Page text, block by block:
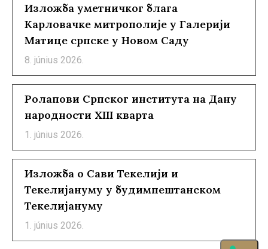
Изложба уметничког блага
Карловачке митрополије у Галерији
Матице српске у Новом Саду
8. június 2026.
Ролапови Српског института на Дану
народности XIII кварта
1. június 2026.
Изложба о Сави Текелији и
Текелијануму у будимпештанском
Текелијануму
1. június 2026.